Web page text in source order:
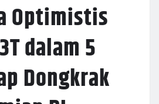
Optimistis
dalam 5
Dongkrak